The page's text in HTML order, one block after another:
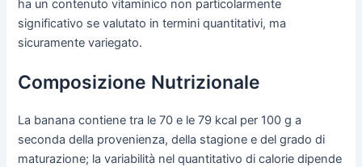
ha un contenuto vitaminico non particolarmente
significativo se valutato in termini quantitativi, ma
sicuramente variegato.
Composizione Nutrizionale
La banana contiene tra le 70 e le 79 kcal per 100 g a
seconda della provenienza, della stagione e del grado di
maturazione; la variabilità nel quantitativo di calorie dipende